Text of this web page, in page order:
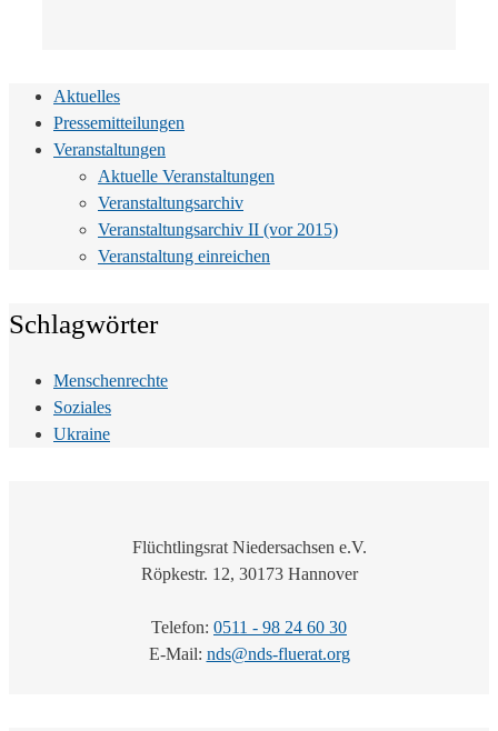
Aktuelles
Pressemitteilungen
Veranstaltungen
Aktuelle Veranstaltungen
Veranstaltungsarchiv
Veranstaltungsarchiv II (vor 2015)
Veranstaltung einreichen
Schlagwörter
Menschenrechte
Soziales
Ukraine
Flüchtlingsrat Niedersachsen e.V.
Röpkestr. 12, 30173 Hannover
Telefon: 0511 - 98 24 60 30
E-Mail: nds@nds-fluerat.org